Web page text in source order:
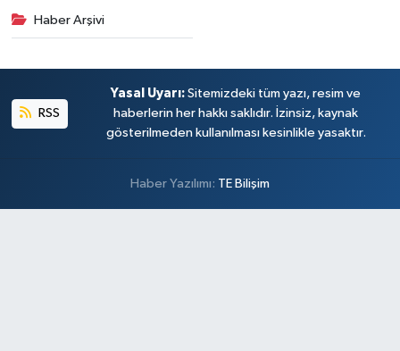
Haber Arşivi
RSS
Yasal Uyarı: Sitemizdeki tüm yazı, resim ve
haberlerin her hakkı saklıdır. İzinsiz, kaynak
gösterilmeden kullanılması kesinlikle yasaktır.
Haber Yazılımı: TE Bilişim